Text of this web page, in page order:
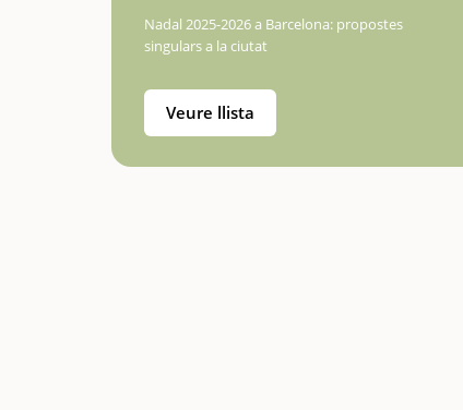
Nadal 2025-2026 a Barcelona: propostes
singulars a la ciutat
Veure llista